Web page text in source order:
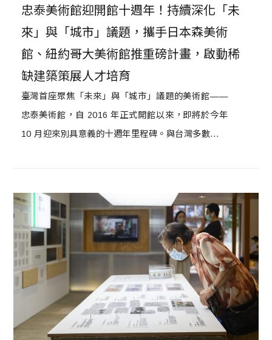
忠泰美術館迎開館十週年！持續深化「未
來」與「城市」議題，攜手日本森美術
館、紐約哥大美術館推重磅計畫，啟動稀
缺建築策展人才培育
臺灣首座聚焦「未來」與「城市」議題的美術館——
忠泰美術館，自 2016 年正式開館以來，即將於今年
10 月迎來別具意義的十週年里程碑。與台灣多數「先